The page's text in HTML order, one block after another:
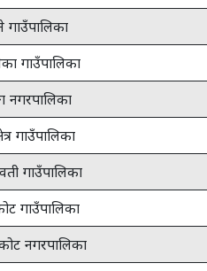
गाउँपालिका
गाउँपालिका
नगरपालिका
गाउँपालिका
गाउँपालिका
गाउँपालिका
नगरपालिका